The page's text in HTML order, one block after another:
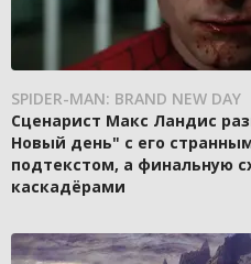
SPIDER-MAN: BRAND NEW DAY
Сценарист Макс Ландис
Новый день" с его
подтекстом, а финальную
каскадёрами